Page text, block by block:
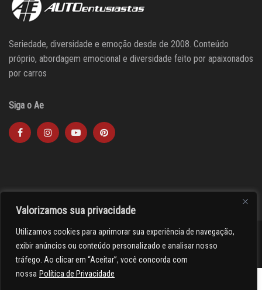
Valorizamos sua privacidade
Utilizamos cookies para aprimorar sua experiência de navegação,
exibir anúncios ou conteúdo personalizado e analisar nosso
tráfego. Ao clicar em “Aceitar”, você concorda com
nossa Política de Privacidade
Seriedade, diversidade e emoção desde de 2008. Conteúdo
próprio, abordagem emocional e diversidade feito por apaixonados
por carros
Siga o Ae
><(((º> 17